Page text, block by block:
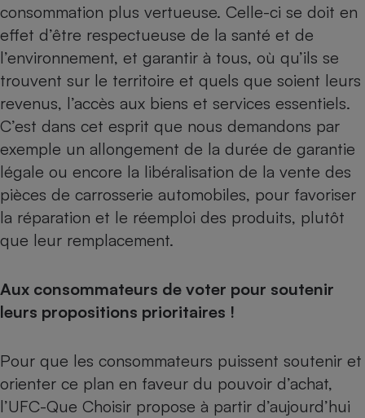
consommation plus vertueuse. Celle-ci se doit en
effet d’être respectueuse de la santé et de
l’environnement, et garantir à tous, où qu’ils se
trouvent sur le territoire et quels que soient leurs
revenus, l’accès aux biens et services essentiels.
C’est dans cet esprit que nous demandons par
exemple un allongement de la durée de garantie
légale ou encore la libéralisation de la vente des
pièces de carrosserie automobiles, pour favoriser
la réparation et le réemploi des produits, plutôt
que leur remplacement.
Aux consommateurs de voter pour soutenir
leurs propositions prioritaires !
Pour que les consommateurs puissent soutenir et
orienter ce plan en faveur du pouvoir d’achat,
l’UFC-Que Choisir propose à partir d’aujourd’hui